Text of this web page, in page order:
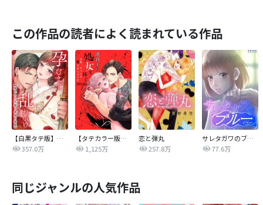
この作品の読者によく読まれている作品
【白黒タテ版】孕むまで乱れいけ～身代わり花嫁と軍服の猛愛
357.0万
【タテカラー版】漣蒼士に処女を捧ぐ～さあ、じっくり愛でましょうか
1,125万
恋と弾丸
257.8万
サレタガワのブルー【タテヨミ】
77.6万
同じジャンルの人気作品